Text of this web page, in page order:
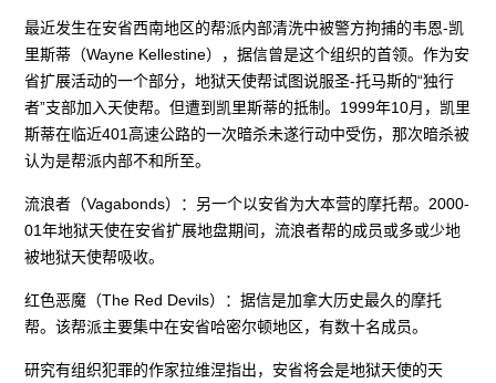
最近发生在安省西南地区的帮派内部清洗中被警方拘捕的韦恩-凯
里斯蒂（Wayne Kellestine），据信曾是这个组织的首领。作为安
省扩展活动的一个部分，地狱天使帮试图说服圣-托马斯的“独行
者”支部加入天使帮。但遭到凯里斯蒂的抵制。1999年10月，凯里
斯蒂在临近401高速公路的一次暗杀未遂行动中受伤，那次暗杀被
认为是帮派内部不和所至。
流浪者（Vagabonds）：另一个以安省为大本营的摩托帮。2000-
01年地狱天使在安省扩展地盘期间，流浪者帮的成员或多或少地
被地狱天使帮吸收。
红色恶魔（The Red Devils）：据信是加拿大历史最久的摩托
帮。该帮派主要集中在安省哈密尔顿地区，有数十名成员。
研究有组织犯罪的作家拉维涅指出，安省将会是地狱天使的天